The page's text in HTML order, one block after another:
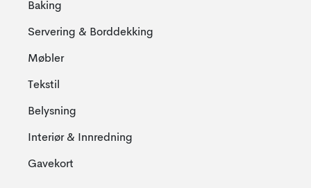
Baking
Servering & Borddekking
Møbler
Tekstil
Belysning
Interiør & Innredning
Gavekort